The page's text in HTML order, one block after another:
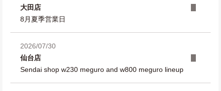
大田店
8月夏季営業日
2026/07/30
仙台店
Sendai shop w230 meguro and w800 meguro lineup